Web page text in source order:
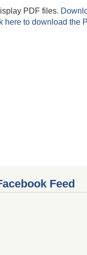
PDF files.
here to download the
Feed